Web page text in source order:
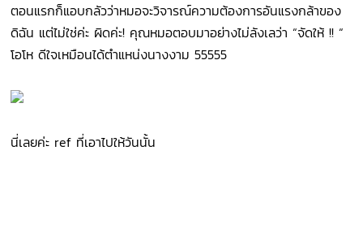
ตอนแรกก็แอบกลัวว่าหมอจะวิจารณ์ความต้องการอันแรงกล้าของ
ดิฉัน แต่ไม่ใช่ค่ะ ผิดค่ะ! คุณหมอตอบมาอย่างไม่ลังเลว่า “จัดให้ !! “
โอโห ดีใจเหมือนได้ตำแหน่งนางงาม 55555
นี่เลยค่ะ ref ที่เอาไปให้วันนั้น